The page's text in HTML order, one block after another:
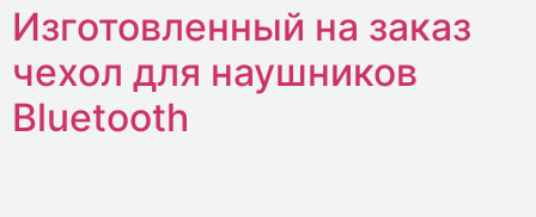
Изготовленный на заказ
чехол для наушников
Bluetooth